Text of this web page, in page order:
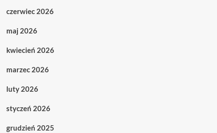
czerwiec 2026
maj 2026
kwiecień 2026
marzec 2026
luty 2026
styczeń 2026
grudzień 2025